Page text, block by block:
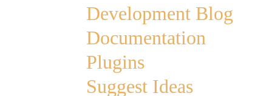
Development Blog
Documentation
Plugins
Suggest Ideas